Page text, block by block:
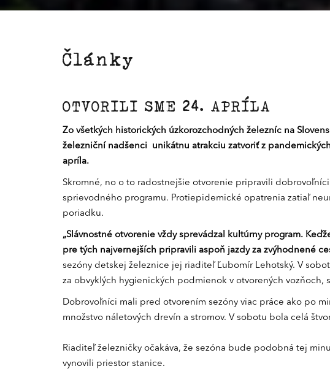
Články
OTVORILI SME 24. APRÍLA
Zo všetkých historických úzkorozchodných železníc na
železniční nadšenci unikátnu atrakciu zatvoriť z
apríla.
Skromné, no o to radostnejšie otvorenie pripravili
sprievodného programu. Protiepidemické opatrenia zatiaľ
poriadku.
„Slávnostné otvorenie vždy sprevádzal kultúrny program.
pre tých najvernejších pripravili aspoň jazdy za zvýhodnené
sezóny detskej železnice jej riaditeľ Ľubomír Lehotský. V
za obvyklých hygienických podmienok v otvorených
Dobrovoľníci mali pred otvorením sezóny viac práce ako po
množstvo náletových drevín a stromov. V sobotu bola celá
Riaditeľ železničky očakáva, že sezóna bude podobná tej
vynovili priestor stanice.